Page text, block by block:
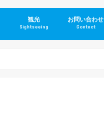
観光
Sightseeing
お問い合わせ
Contact